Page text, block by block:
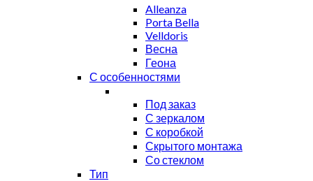
Alleanza
Porta Bella
Velldoris
Весна
Геона
С особенностями
Под заказ
С зеркалом
С коробкой
Скрытого монтажа
Со стеклом
Тип